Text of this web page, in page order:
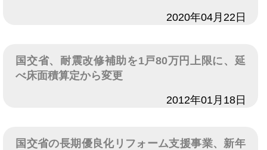
2020年04月22日
国交省、耐震改修補助を1戸80万円上限に、延
べ床面積算定から変更
2012年01月18日
国交省の長期優良化リフォーム支援事業、新年